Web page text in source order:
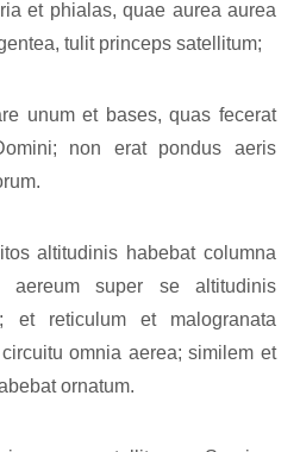
et phialas, quae aurea aurea
tulit princeps satellitum;
unum et bases, quas fecerat
non erat pondus aeris
altitudinis habebat columna
aereum super se altitudinis
et reticulum et malogranata
omnia aerea; similem et
ornatum.